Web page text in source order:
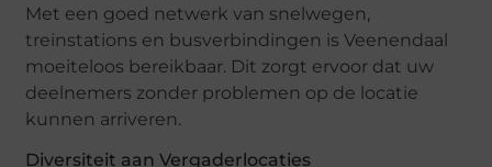
Met een goed netwerk van snelwegen,
treinstations en busverbindingen is Veenendaal
moeiteloos bereikbaar. Dit zorgt ervoor dat uw
deelnemers zonder problemen op de locatie
kunnen arriveren.
Diversiteit aan Vergaderlocaties